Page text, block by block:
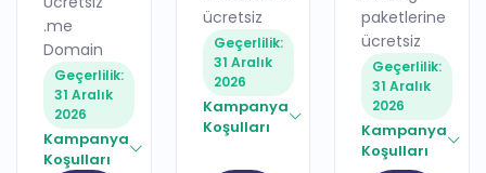
.me
Domain
Geçerlilik:
31 Aralık
2026
Kampanya
Koşulları
ücretsiz
Geçerlilik:
31 Aralık
2026
Kampanya
Koşulları
paketlerine
ücretsiz
Geçerlilik:
31 Aralık
2026
Kampanya
Koşulları